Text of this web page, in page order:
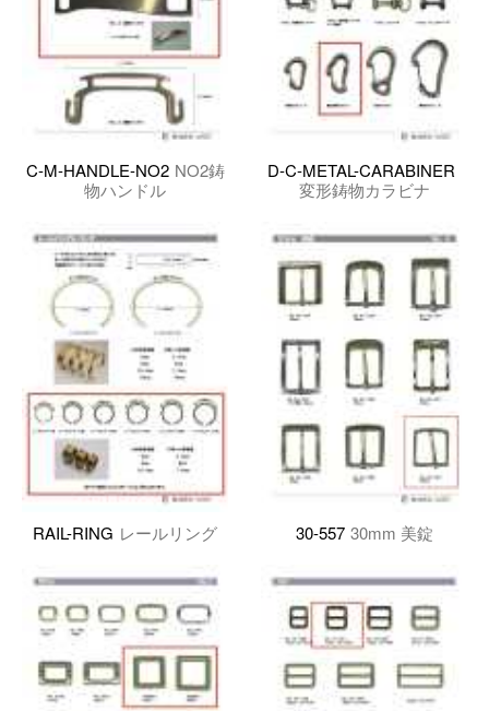
C-M-HANDLE-NO2 NO2鋳
物ハンドル
D-C-METAL-CARABINER
変形鋳物カラビナ
RAIL-RING レールリング 30-557 30mm 美錠